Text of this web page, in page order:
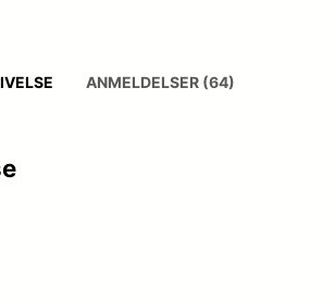
ANMELDELSER (64)